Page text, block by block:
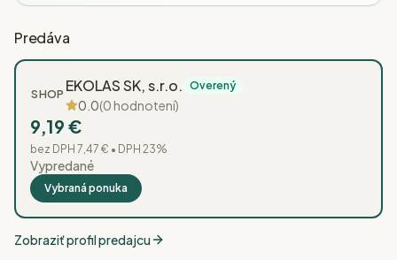
Predáva
SHOP EKOLAS SK, s.r.o. Overený
0.0(0 hodnotení)
9,19 €
bez DPH 7,47 € • DPH 23%
Vypredané
Vybraná ponuka
Zobraziť profil predajcu